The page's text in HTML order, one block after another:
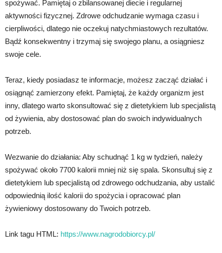
spożywać. Pamiętaj o zbilansowanej diecie i regularnej
aktywności fizycznej. Zdrowe odchudzanie wymaga czasu i
cierpliwości, dlatego nie oczekuj natychmiastowych rezultatów.
Bądź konsekwentny i trzymaj się swojego planu, a osiągniesz
swoje cele.
Teraz, kiedy posiadasz te informacje, możesz zacząć działać i
osiągnąć zamierzony efekt. Pamiętaj, że każdy organizm jest
inny, dlatego warto skonsultować się z dietetykiem lub specjalistą
od żywienia, aby dostosować plan do swoich indywidualnych
potrzeb.
Wezwanie do działania: Aby schudnąć 1 kg w tydzień, należy
spożywać około 7700 kalorii mniej niż się spala. Skonsultuj się z
dietetykiem lub specjalistą od zdrowego odchudzania, aby ustalić
odpowiednią ilość kalorii do spożycia i opracować plan
żywieniowy dostosowany do Twoich potrzeb.
Link tagu HTML: https://www.nagrodobiorcy.pl/